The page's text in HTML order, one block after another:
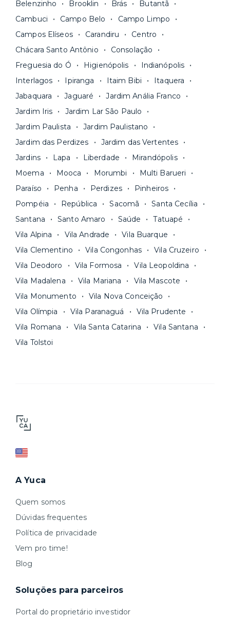
reformadase já vêm com tudo funcionando —
água, gás, energia e, em alguns casos, até
Os moradores ainda contam com a facilidade de
pagar todas as contas do mês junto com o
aluguel, em um boleto único. Quer ainda mais
praticidade? Escolha uma unidade com serviços
inclusos e solicite suporte e manutenção para a
nossa equipe via app.
Seja uma mala ou um caminhão de mudança: é
só levar as suas coisas e começar a morar.
menores para períodos mais longos. Você
pode comparar os valores e escolher o prazo
ideal para o seu momento de vida na página das
A melhor parte é que todo oprocesso de
documentação pelo site da Yuca e assina o
contrato na tela do seu computador ou celular.
Simples, seguro e sem burocracia!
Belenzinho
Brooklin Brás
Butantã
Cambuci
Campo Belo
Campo Limpo
Campos Elíseos
Carandiru
Centro
Chácara Santo Antônio
Consolação
Freguesia do Ó
Higienópolis
Indianópolis
Interlagos
Ipiranga Itaim Bibi
Itaquera
Jabaquara
Jaguaré
Jardim Anália Franco
Jardim Iris
Jardim Lar São Paulo
Jardim Paulista
Jardim Paulistano
Jardim das Perdizes
Jardim das Vertentes
Jardins
Lapa Liberdade
Mirandópolis
Moema
Mooca Morumbi
Multi Barueri
Paraíso
Penha Perdizes
Pinheiros
Pompéia
República Sacomã
Santa Cecília
Santana
Santo Amaro Saúde
Tatuapé
Vila Alpina
Vila Andrade
Vila Buarque
Vila Clementino
Vila Congonhas
Vila Cruzeiro
Vila Deodoro
Vila Formosa
Vila Leopoldina
Vila Madalena
Vila Mariana
Vila Mascote
Vila Monumento
Vila Nova Conceição
Vila Olímpia
Vila Paranaguá
Vila Prudente
Vila Romana
Vila Santa Catarina
Vila Santana
Vila Tolstoi
A Yuca
Quem somos
Dúvidas frequentes
Política de privacidade
Vem pro time!
Blog
Soluções para parceiros
Portal do proprietário investidor